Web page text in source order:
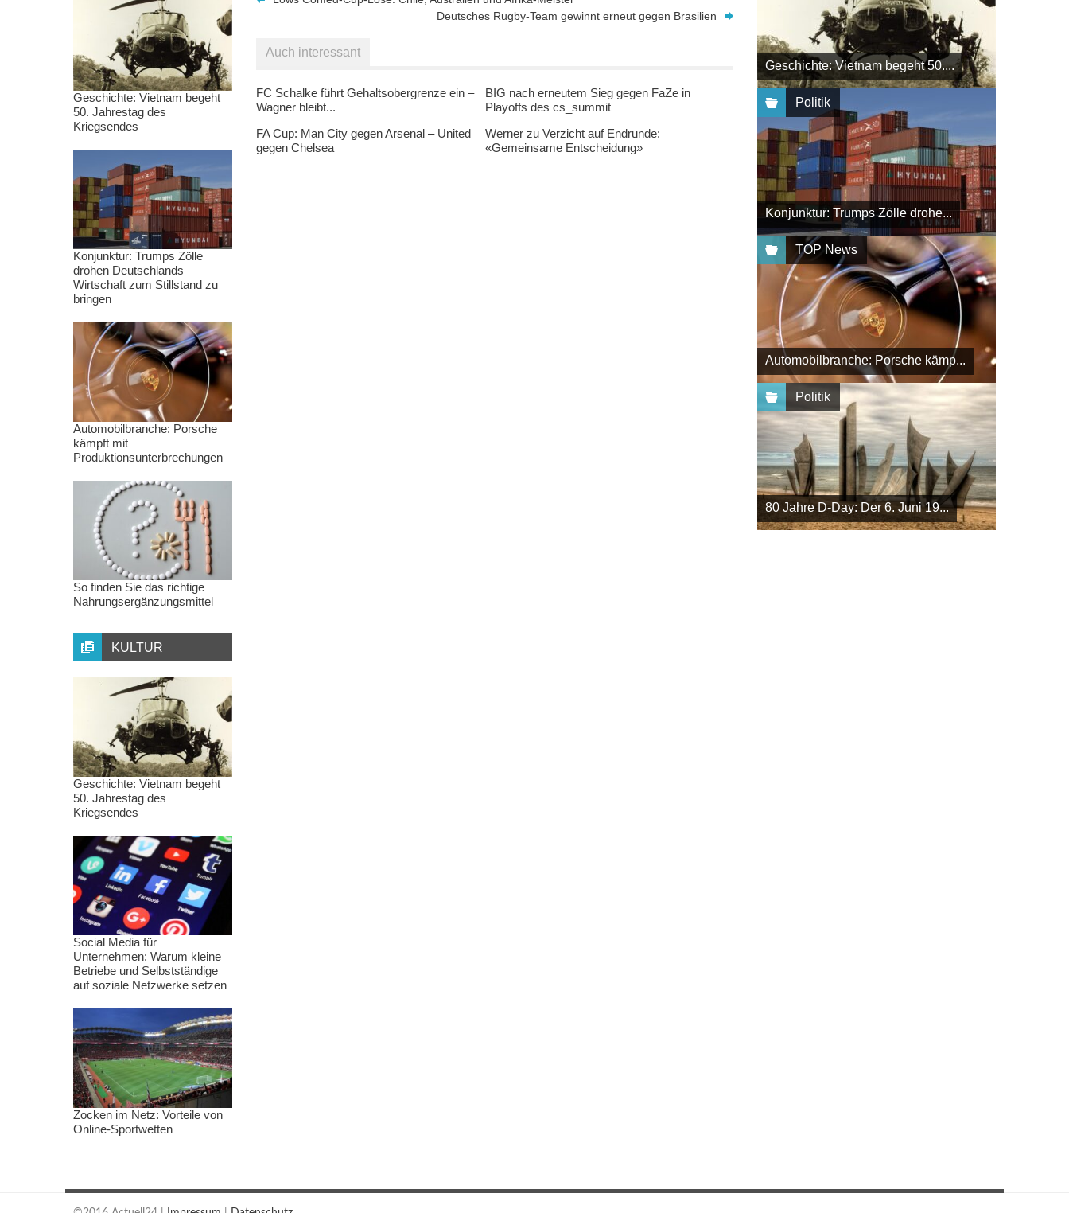
Deutsches Rugby-Team gewinnt erneut gegen Brasilien
Auch interessant
FC Schalke führt Gehaltsobergrenze ein –
Wagner bleibt...
BIG nach erneutem Sieg gegen FaZe in
Playoffs des cs_summit
FA Cup: Man City gegen Arsenal – United
gegen Chelsea
Werner zu Verzicht auf Endrunde:
«Gemeinsame Entscheidung»
Geschichte: Vietnam begeht 50....
Politik
Konjunktur: Trumps Zölle drohe...
TOP News
Automobilbranche: Porsche kämp...
Politik
80 Jahre D-Day: Der 6. Juni 19...
Geschichte: Vietnam begeht
50. Jahrestag des
Kriegsendes
Konjunktur: Trumps Zölle
drohen Deutschlands
Wirtschaft zum Stillstand zu
bringen
Automobilbranche: Porsche
kämpft mit
Produktionsunterbrechungen
So finden Sie das richtige
Nahrungsergänzungsmittel
KULTUR
Geschichte: Vietnam begeht
50. Jahrestag des
Kriegsendes
Social Media für
Unternehmen: Warum kleine
Betriebe und Selbstständige
auf soziale Netzwerke setzen
Zocken im Netz: Vorteile von
Online-Sportwetten